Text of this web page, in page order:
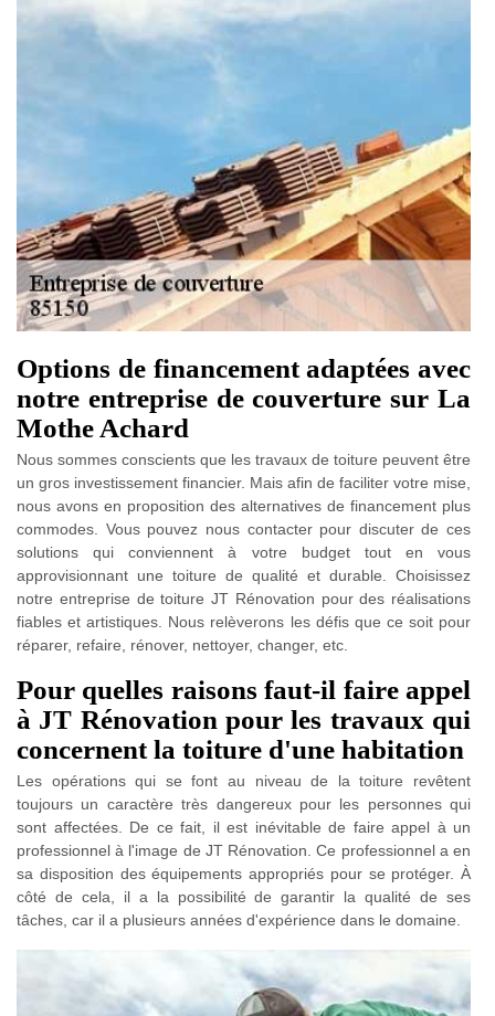
Options de financement adaptées avec
notre entreprise de couverture sur La
Mothe Achard
Nous sommes conscients que les travaux de toiture peuvent être
un gros investissement financier. Mais afin de faciliter votre mise,
nous avons en proposition des alternatives de financement plus
commodes. Vous pouvez nous contacter pour discuter de ces
solutions qui conviennent à votre budget tout en vous
approvisionnant une toiture de qualité et durable. Choisissez
notre entreprise de toiture JT Rénovation pour des réalisations
fiables et artistiques. Nous relèverons les défis que ce soit pour
réparer, refaire, rénover, nettoyer, changer, etc.
Pour quelles raisons faut-il faire appel
à JT Rénovation pour les travaux qui
concernent la toiture d'une habitation
Les opérations qui se font au niveau de la toiture revêtent
toujours un caractère très dangereux pour les personnes qui
sont affectées. De ce fait, il est inévitable de faire appel à un
professionnel à l'image de JT Rénovation. Ce professionnel a en
sa disposition des équipements appropriés pour se protéger. À
côté de cela, il a la possibilité de garantir la qualité de ses
tâches, car il a plusieurs années d'expérience dans le domaine.